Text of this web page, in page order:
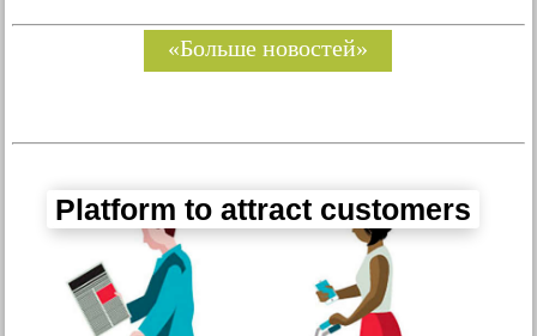
«Больше новостей»
Platform to attract customers